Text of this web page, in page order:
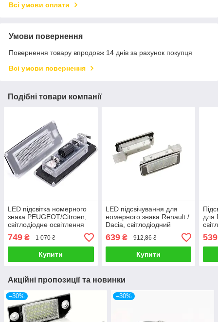
Всі умови оплати
Умови повернення
Повернення товару впродовж 14 днів за рахунок покупця
Всі умови повернення
Подібні товари компанії
LED підсвітка номерного
знака PEUGEOT/Citroen,
світлодіодне освітлення
номерного знака
автомобіля
749 ₴ 1 070 ₴
Купити
LED підсвічування для
номерного знака Renault /
Dacia, світлодіодний
ліхтар підсвічування
номера авто
639₴ 912,86 ₴
Купити
для
539
Акційні пропозиції та новинки
–30% –30%